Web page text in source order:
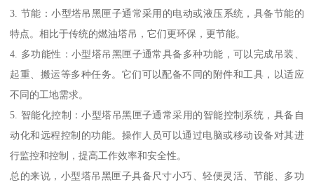
3. 节能：小型塔吊黑匣子通常采用的电动或液压系统，具备节能的
特点。相比于传统的燃油塔吊，它们更环保，更节能。
4. 多功能性：小型塔吊黑匣子通常具备多种功能，可以完成吊装、
起重、搬运等多种任务。它们可以配备不同的附件和工具，以适应
不同的工地需求。
5. 智能化控制：小型塔吊黑匣子通常采用的智能控制系统，具备自
动化和远程控制的功能。操作人员可以通过电脑或移动设备对其进
行监控和控制，提高工作效率和安全性。
总的来说，小型塔吊黑匣子具备尺寸小巧、轻便灵活、节能、多功